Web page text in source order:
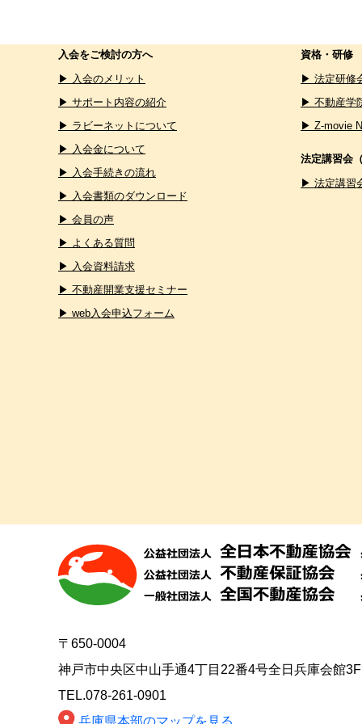
入会をご検討の方へ
▶ 入会のメリット
▶ サポート内容の紹介
▶ ラビーネットについて
▶ 入会金について
▶ 入会手続きの流れ
▶ 入会書類のダウンロード
▶ 会員の声
▶ よくある質問
▶ 入会資料請求
▶ 不動産開業支援セミナー
▶ web入会申込フォーム
資格・研修
▶ 法定研修
▶ 不動産学
▶ Z-movie
法定講習会
▶ 法定講習
〒650-0004
神戸市中央区中山手通4丁目22番4号全日兵庫会館3F
TEL.078-261-0901